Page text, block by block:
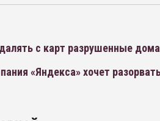
с карт разрушенные
«Яндекса» хочет